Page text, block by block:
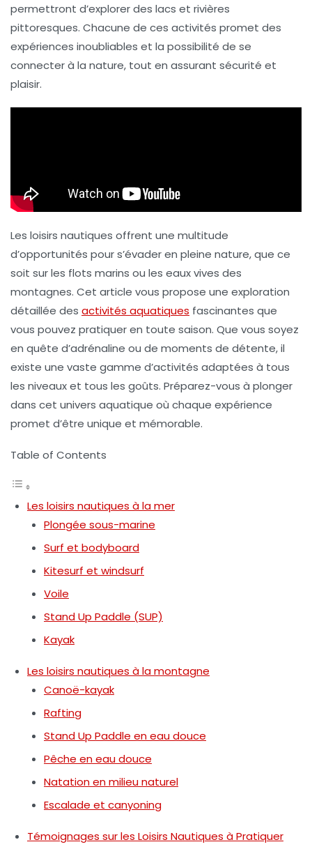
permettront d’explorer des lacs et rivières
pittoresques. Chacune de ces activités promet des
expériences inoubliables et la possibilité de se
connecter à la nature, tout en assurant sécurité et
plaisir.
Les loisirs nautiques offrent une multitude
d’opportunités pour s’évader en pleine nature, que ce
soit sur les flots marins ou les eaux vives des
montagnes. Cet article vous propose une exploration
détaillée des activités aquatiques fascinantes que
vous pouvez pratiquer en toute saison. Que vous soyez
en quête d’adrénaline ou de moments de détente, il
existe une vaste gamme d’activités adaptées à tous
les niveaux et tous les goûts. Préparez-vous à plonger
dans cet univers aquatique où chaque expérience
promet d’être unique et mémorable.
Table of Contents
Les loisirs nautiques à la mer
Plongée sous-marine
Surf et bodyboard
Kitesurf et windsurf
Voile
Stand Up Paddle (SUP)
Kayak
Les loisirs nautiques à la montagne
Canoë-kayak
Rafting
Stand Up Paddle en eau douce
Pêche en eau douce
Natation en milieu naturel
Escalade et canyoning
Témoignages sur les Loisirs Nautiques à Pratiquer